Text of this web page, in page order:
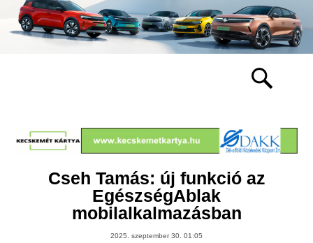
Cseh Tamás: új funkció az
EgészségAblak
mobilalkalmazásban
2025. szeptember 30. 01:05